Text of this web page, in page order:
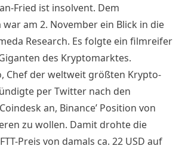
Fried ist insolvent. Dem
am 2. November ein Blick in die
Research. Es folgte ein filmreifer
des Kryptomarktes.
Chef der weltweit größten Krypto-
per Twitter nach den
Coindesk an, Binance’ Position von
zu wollen. Damit drohte die
Preis von damals ca. 22 USD auf